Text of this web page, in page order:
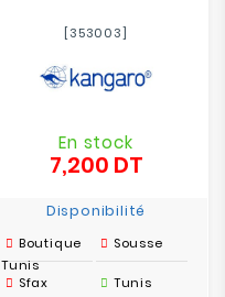
[353003]
En stock
7,200 DTPrix
Disponibilité
Boutique
Tunis
Sousse
Sfax
Tunis